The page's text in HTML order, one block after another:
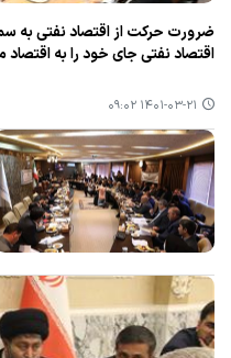
ضرورت حركت از اقتصاد نفتی به
اقتصاد نفتی جای خود را به
۱۴۰۱-۰۳-۲۱ ۰۹:۰۲